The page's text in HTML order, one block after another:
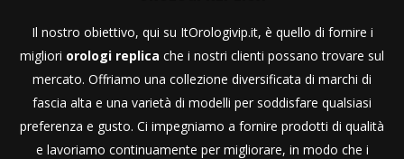
Il nostro obiettivo, qui su ItOrologivip.it, è quello di fornire i
migliori orologi replica che i nostri clienti possano trovare sul
mercato. Offriamo una collezione diversificata di marchi di
fascia alta e una varietà di modelli per soddisfare qualsiasi
preferenza e gusto. Ci impegniamo a fornire prodotti di qualità
e lavoriamo continuamente per migliorare, in modo che i